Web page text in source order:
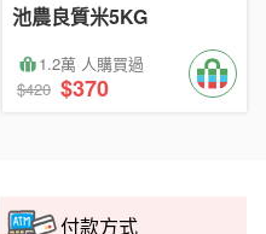
池農良質米5KG
1.2萬 人購買過
$420 $370
付款方式